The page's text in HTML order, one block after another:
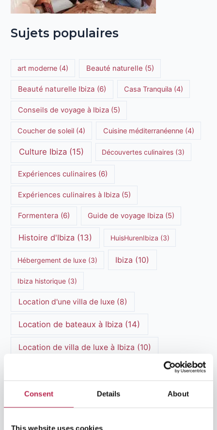
Consent Details About
This website uses cookies
Sujets populaires
art moderne (4) Beauté naturelle (5)
Beauté naturelle Ibiza (6) Casa Tranquila (4)
Conseils de voyage à Ibiza(5)
Coucher de soleil (4) Cuisine méditerranéenne(4)
Culture Ibiza(15) Découvertes culinaires (3)
Expériences culinaires (6)
Expériences culinaires à Ibiza(5)
Formentera (6) Guide de voyage Ibiza (5)
Histoire d'Ibiza (13) HuisHurenIbiza (3)
Hébergement de luxe (3) Ibiza (10)
Ibiza historique (3)
Location d'une villa de luxe(8)
Location de bateaux à Ibiza (14)
Location de villa de luxe à Ibiza (10)
Location de villas à Ibiza(5)
Location de villa à Ibiza(6)